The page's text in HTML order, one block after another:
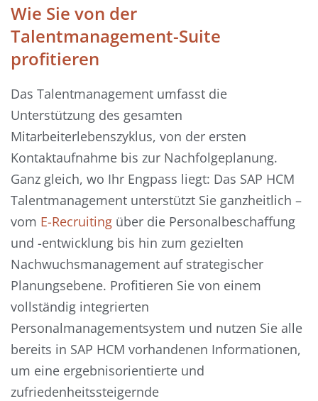
Wie Sie von der
Talentmanagement-Suite
profitieren
Das Talentmanagement umfasst die
Unterstützung des gesamten
Mitarbeiterlebenszyklus, von der ersten
Kontaktaufnahme bis zur Nachfolgeplanung.
Ganz gleich, wo Ihr Engpass liegt: Das SAP HCM
Talentmanagement unterstützt Sie ganzheitlich –
vom E-Recruiting über die Personalbeschaffung
und -entwicklung bis hin zum gezielten
Nachwuchsmanagement auf strategischer
Planungsebene. Profitieren Sie von einem
vollständig integrierten
Personalmanagementsystem und nutzen Sie alle
bereits in SAP HCM vorhandenen Informationen,
um eine ergebnisorientierte und
zufriedenheitssteigernde